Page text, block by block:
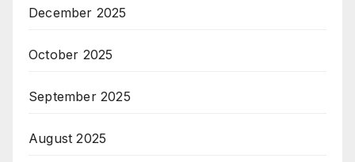
December 2025
October 2025
September 2025
August 2025